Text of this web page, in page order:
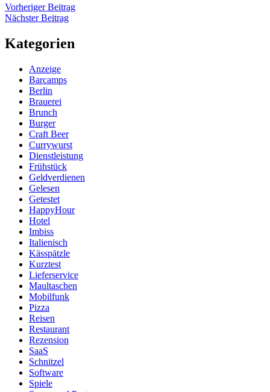
Beitragsnavigation
Vorheriger BeitragVorheriger
Nächster BeitragNächster
Kategorien
Anzeige
Barcamps
Berlin
Brauerei
Brunch
Burger
Craft Beer
Currywurst
Dienstleistung
Frühstück
Geldverdienen
Gelesen
Getestet
HappyHour
Hotel
Imbiss
Italienisch
Kässpätzle
Kurztest
Lieferservice
Maultaschen
Mobilfunk
Pizza
Reisen
Restaurant
Rezension
SaaS
Schnitzel
Software
Spiele